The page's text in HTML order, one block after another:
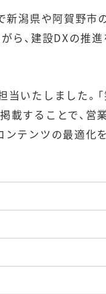
新潟県や阿賀野
、建設DXの推進
いたしました。
載することで、営
テンツの最適化